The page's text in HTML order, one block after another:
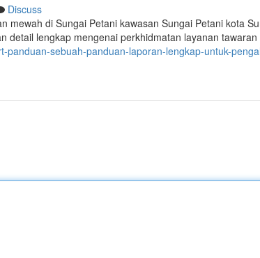
Discuss
mewah di Sungai Petani kawasan Sungai Petani kota
detail lengkap mengenai perkhidmatan layanan tawaran
panduan-sebuah-panduan-laporan-lengkap-untuk-